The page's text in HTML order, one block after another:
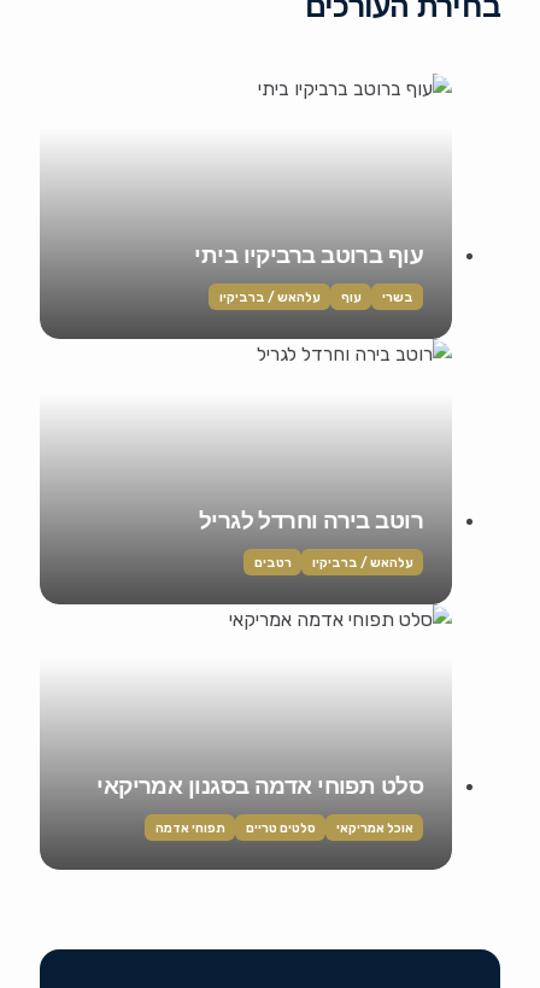
עוף ברוטב ברביקיו ביתי
בשרי עוף עלהאש / ברביקיו
רוטב בירה וחרדל לגריל
עלהאש / ברביקיו רטבים
סלט תפוחי אדמה בסגנון אמריקאי
אוכל אמריקאי סלטים טריים תפוחי אדמה